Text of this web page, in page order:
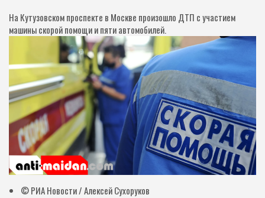
На Кутузовском проспекте в Москве произошло ДТП с участием
машины скорой помощи и пяти автомобилей.
© РИА Новости / Алексей Сухоруков